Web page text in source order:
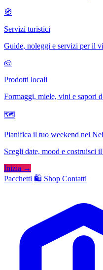
🧭
Servizi turistici
Guide, noleggi e servizi per il
🧀
Prodotti locali
Formaggi, miele, vini e sapori
🗺
Pianifica il tuo weekend nei
Scegli date, mood e costruisci
Inizia →
Pacchetti 🛍️ Shop Contatti